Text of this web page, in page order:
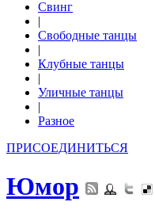
Свинг
|
Свободные танцы
|
Клубные танцы
|
Уличные танцы
|
Разное
ПРИСОЕДИНИТЬСЯ
Юмор